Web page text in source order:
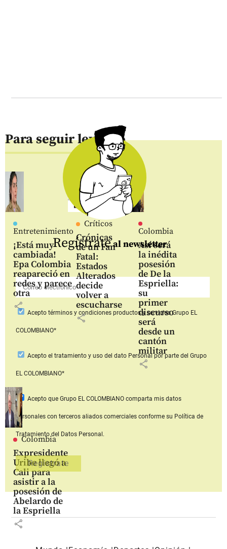
Para seguir leyendo
Entretenimiento
¡Está muy
cambiada!
Epa Colombia
reapareció en
redes y parece
otra
share
Críticos
Crónicas
de un Fan
Fatal:
Estados
Alterados
decide
volver a
escucharse
share
Colombia
Así será
la inédita
posesión
de De la
Espriella:
su
primer
discurso
será
desde un
cantón
militar
share
Colombia
Expresidente
Uribe llegó a
Cali para
asistir a la
posesión de
Abelardo de
la Espriella
share
Regístrateal newsletter
Aceptotérminos y condiciones productos y serviciosGrupo EL
COLOMBIANO*
Acepto el tratamiento y uso del dato Personalpor parte del Grupo
EL COLOMBIANO*
Acepto que Grupo EL COLOMBIANOcomparta mis datos
personales con terceros aliados comerciales conforme su Política de
Tratamiento del Datos Personal.